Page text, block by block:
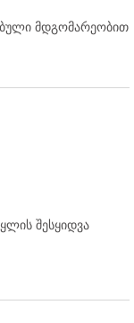
მდგომარეობით
შესყიდვა